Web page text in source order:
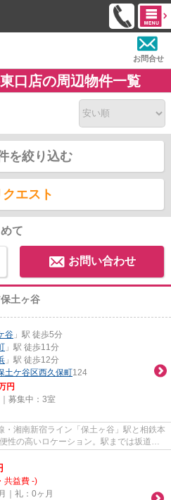
お問合せ
口店の周辺物件一覧
を絞り込む
エスト
て
お問い合わせ
土ヶ谷
谷 」駅 徒歩5分
」駅 徒歩11分
」駅 徒歩12分
土ケ谷区西久保町124
円
募集中： 3室
・湘南新宿ライン「保土ヶ谷」駅と相鉄本
性の高いロケーション。駅までは坂道の
共益費 -)
｜礼：0ヶ月